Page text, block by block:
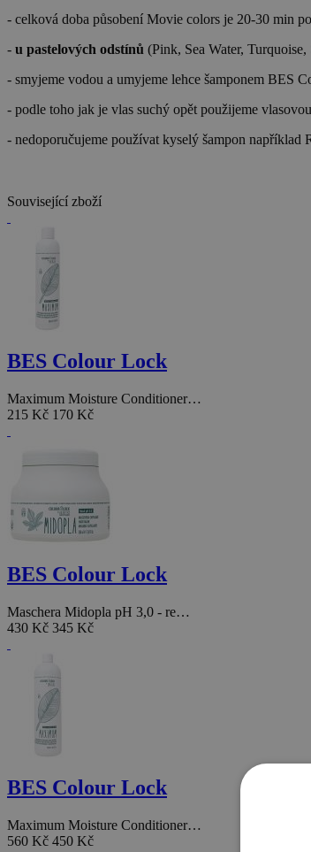
- celková doba působení Movie colors je 20-30 min
- u pastelových odstínů (Pink, Sea Water,
- smyjeme vodou a umyjeme lehce šamponem BES
- podle toho jak je vlas suchý opět použijeme
- nedoporučujeme používat kyselý šampon
Související zboží
BES Colour Lock
Maximum Moisture Conditioner…
215 Kč 170 Kč
BES Colour Lock
Maschera Midopla pH 3,0 - re…
430 Kč 345 Kč
BES Colour Lock
Maximum Moisture Conditioner…
560 Kč 450 Kč